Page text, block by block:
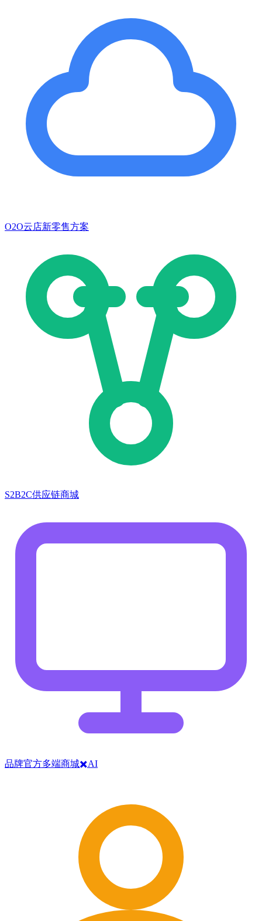
O2O云店新零售方案
S2B2C供应链商城
品牌官方多端商城✖️AI